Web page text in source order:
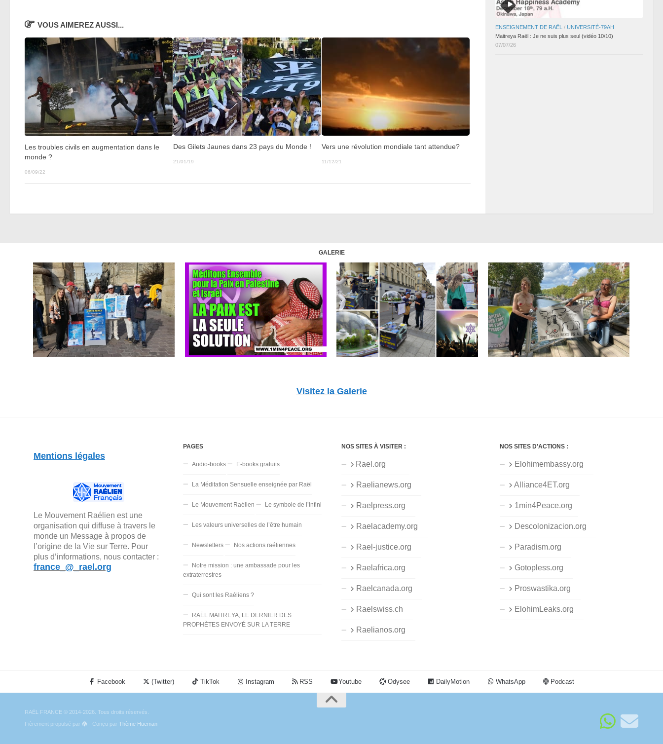
VOUS AIMEREZ AUSSI...
Les troubles civils en augmentation dans le
monde ?
06/09/22
Des Gilets Jaunes dans 23 pays du Monde !
21/01/19
Vers une révolution mondiale tant attendue?
11/12/21
ENSEIGNEMENT DE RAËL / UNIVERSITÉ-79AH
Maitreya Raël : Je ne suis plus seul (vidéo 10/10)
07/07/26
GALERIE
Visitez la Galerie
Mentions légales
Le Mouvement Raélien est une
organisation qui diffuse à travers le
monde un Message à propos de
l’origine de la Vie sur Terre. Pour
plus d’informations, nous contacter :
france_@_rael.org
PAGES
Audio-books E-books gratuits
La Méditation Sensuelle enseignée par Raël
Le Mouvement Raélien Le symbole de l’infini
Les valeurs universelles de l’être humain
Newsletters Nos actions raéliennes
Notre mission : une ambassade pour les
extraterrestres
Qui sont les Raéliens ?
RAËL MAITREYA, LE DERNIER DES
PROPHÈTES ENVOYÉ SUR LA TERRE
NOS SITES À VISITER :
Rael.org
Raelianews.org
Raelpress.org
Raelacademy.org
Rael-justice.org
Raelafrica.org
Raelcanada.org
Raelswiss.ch
Raelianos.org
NOS SITES D’ACTIONS :
Elohimembassy.org
Alliance4ET.org
1min4Peace.org
Descolonizacion.org
Paradism.org
Gotopless.org
Proswastika.org
ElohimLeaks.org
Facebook (Twitter) TikTok Instagram RSS Youtube Odysee DailyMotion WhatsApp Podcast
RAËL FRANCE © 2014-2026. Tous droits réservés.
Fièrement propulsé par
- Conçu par Thème Hueman